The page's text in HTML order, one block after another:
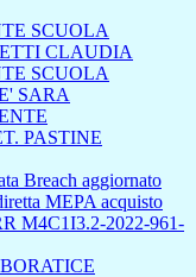
SCUOLA
CLAUDIA
SCUOLA
SARA
PASTINE
Breach aggiornato
MEPA acquisto
M4C1I3.2-2022-961-